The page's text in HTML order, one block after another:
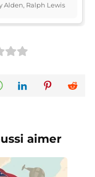
Alden, Ralph Lewis
aimer